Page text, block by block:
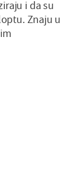
i da su
Znaju u